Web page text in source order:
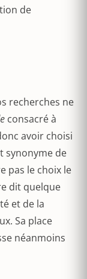
de
recherches ne
consacré à
avoir choisi
synonyme de
pas le choix le
dit quelque
et de la
Sa place
néanmoins